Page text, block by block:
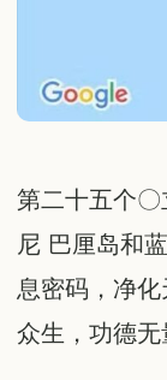
第二十五个
尼 巴厘岛和
息密码，净
众生，功德无